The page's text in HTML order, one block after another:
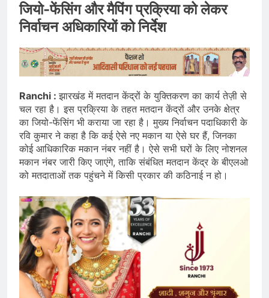
जियो-फेंसिंग और मैपिंग प्रक्रिया को लेकर
निर्वाचन अधिकारियों को निर्देश
Ranchi :झारखंड में मतदान केंद्रों के युक्तिकरण का कार्य तेज़ी से
चल रहा है। इस प्रक्रिया के तहत मतदान केंद्रों और उनके क्षेत्र
का जियो-फेंसिंग भी कराया जा रहा है। मुख्य निर्वाचन पदाधिकारी के
रवि कुमार ने कहा है कि कई ऐसे नए मकान या ऐसे घर हैं, जिनका
कोई आधिकारिक मकान नंबर नहीं है। ऐसे सभी घरों के लिए नोशनल
मकान नंबर जारी किए जाएंगे, ताकि संबंधित मतदान केंद्र के बीएलओ
को मतदाताओं तक पहुंचने में किसी प्रकार की कठिनाई न हो।